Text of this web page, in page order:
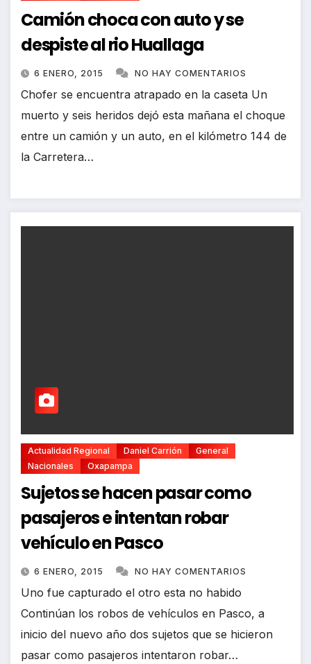
Camión choca con auto y se
despiste al rio Huallaga
6 ENERO, 2015 NO HAY COMENTARIOS
Chofer se encuentra atrapado en la caseta Un
muerto y seis heridos dejó esta mañana el choque
entre un camión y un auto, en el kilómetro 144 de
la Carretera…
Actualidad Regional Daniel Carrión
General
Nacionales
Oxapampa
Sujetos se hacen pasar como
pasajeros e intentan robar
vehículo en Pasco
6 ENERO, 2015 NO HAY COMENTARIOS
Uno fue capturado el otro esta no habido
Continúan los robos de vehículos en Pasco, a
inicio del nuevo año dos sujetos que se hicieron
pasar como pasajeros intentaron robar…